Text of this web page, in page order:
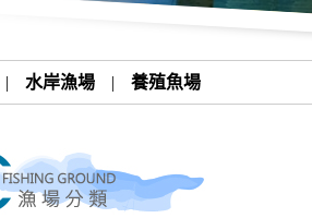
| 水岸漁場 | 養殖魚場